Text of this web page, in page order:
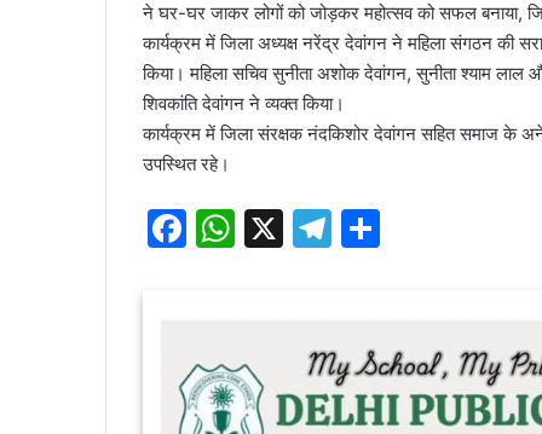
ने घर-घर जाकर लोगों को जोड़कर महोत्सव को सफल बनाया,
कार्यक्रम में जिला अध्यक्ष नरेंद्र देवांगन ने महिला संगठन की
किया। महिला सचिव सुनीता अशोक देवांगन, सुनीता श्याम
शिवकांति देवांगन ने व्यक्त किया।
कार्यक्रम में जिला संरक्षक नंदकिशोर देवांगन सहित समाज के
उपस्थित रहे।
F
b
o
W
A
p
X
T
gr
a
m
e